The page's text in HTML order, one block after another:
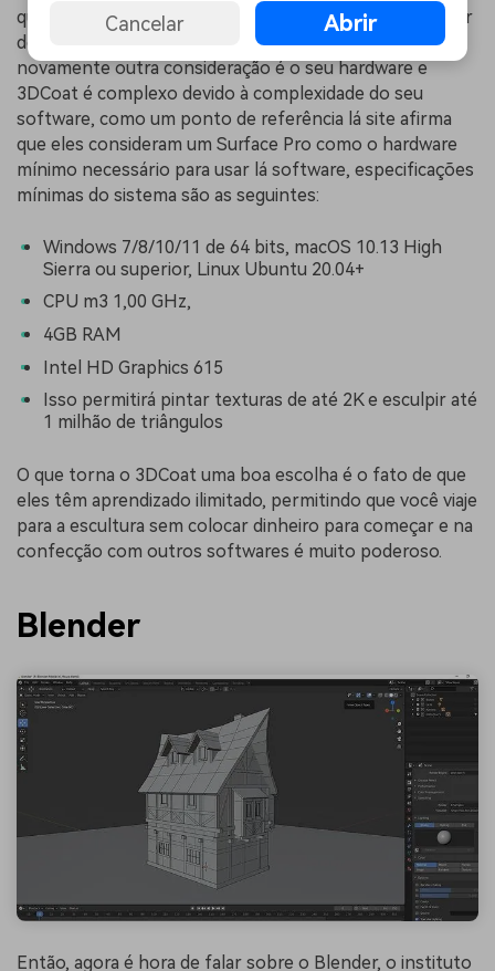
que você terá que levar em consideração quando estiver
decidindo levar isso em seu fluxo de trabalho. E
novamente outra consideração é o seu hardware e
3DCoat é complexo devido à complexidade do seu
software, como um ponto de referência lá site afirma
que eles consideram um Surface Pro como o hardware
mínimo necessário para usar lá software, especificações
mínimas do sistema são as seguintes:
Windows 7/8/10/11 de 64 bits, macOS 10.13 High
Sierra ou superior, Linux Ubuntu 20.04+
CPU m3 1,00 GHz,
4GB RAM
Intel HD Graphics 615
Isso permitirá pintar texturas de até 2K e esculpir até
1 milhão de triângulos
O que torna o 3DCoat uma boa escolha é o fato de que
eles têm aprendizado ilimitado, permitindo que você viaje
para a escultura sem colocar dinheiro para começar e na
confecção com outros softwares é muito poderoso.
Blender
Então, agora é hora de falar sobre o Blender, o instituto
Cancelar Abrir